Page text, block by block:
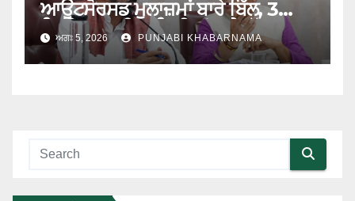
ਆਊਟਸੋਰਸਡ ਮੁਲਾਜ਼ਮਾਂ ਬਾਰੇ ਬਿੱਲ, 3
ਡਿਜੀਟਲ ਯੂਨੀਵਰਸਿਟੀਆਂ ਅਤੇ ਮੁੱਖ
ਪ੍ਰਸ਼ਾਸਨਿਕ ਸੁਧਾਰਾਂ ਨੂੰ ਦਿੱਤੀ ਮਨਜ਼ੂਰੀ
ਅਗਃ 5, 2026 PUNJABI KHABARNAMA